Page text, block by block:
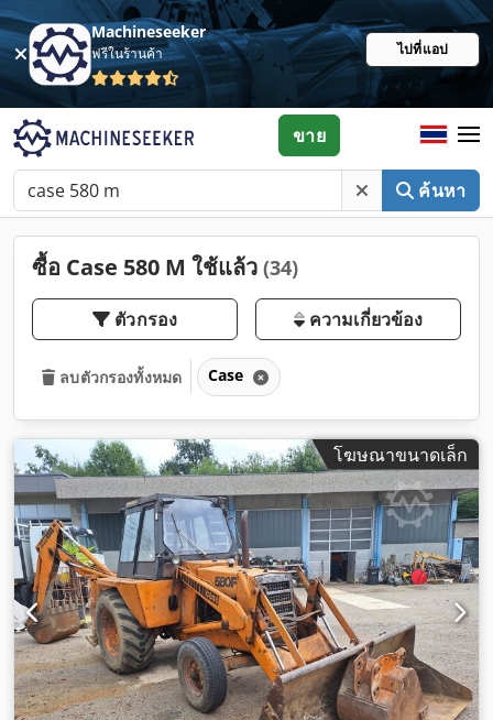
Machineseeker
ฟรีในร้านค้า ไปที่แอป
ค้นหา
ขาย
ซื้อ Case 580 M ใช้แล้ว (34)
ตัวกรอง ความเกี่ยวข้อง
ลบตัวกรองทั้งหมด Case
โฆษณาขนาดเล็ก